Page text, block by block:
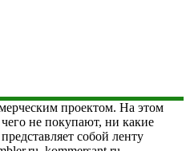
проектом. На этом
не покупают, ни какие
собой ленту